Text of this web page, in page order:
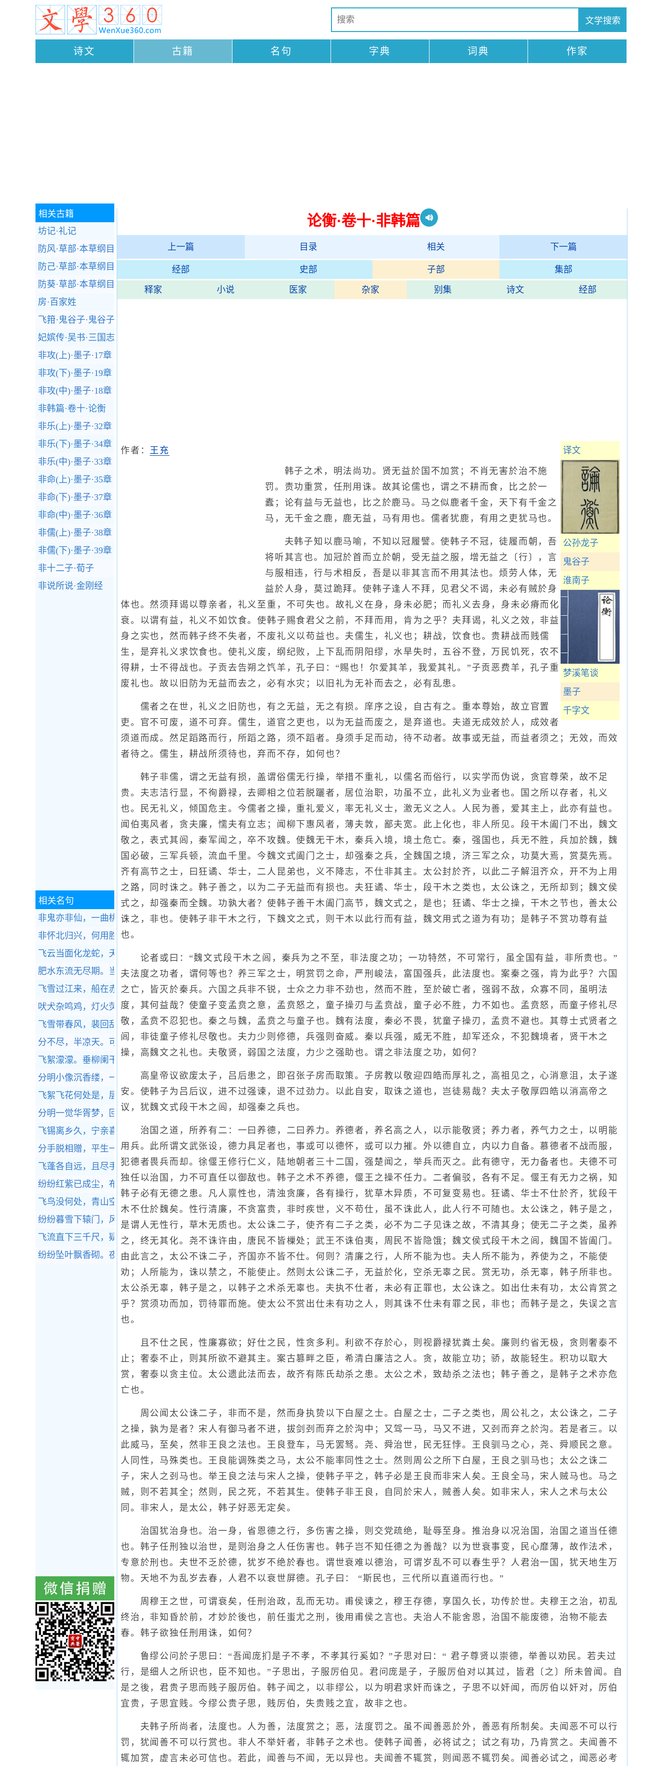
诗文 古籍 名句 字典 词典 作家
论衡·卷十·非韩篇
上一篇 目录 相关 下一篇
经部 史部 子部 集部
释家 小说 医家 杂家 别集 诗文 经部
译文
公孙龙子
鬼谷子
淮南子
梦溪笔谈
墨子
千字文
作者： 王充
韩子之术，明法尚功。贤无益於国不加赏；不肖无害於治不施
罚。责功重赏，任刑用诛。故其论儒也，谓之不耕而食，比之於一
蠹；论有益与无益也，比之於鹿马。马之似鹿者千金，天下有千金之
马，无千金之鹿，鹿无益，马有用也。儒者犹鹿，有用之吏犹马也。
夫韩子知以鹿马喻，不知以冠履譬。使韩子不冠，徒履而朝，吾
将听其言也。加冠於首而立於朝，受无益之服，增无益之〔行〕，言
与服相违，行与术相反，吾是以非其言而不用其法也。烦劳人体，无
益於人身，莫过跪拜。使韩子逢人不拜，见君父不谒，未必有贼於身
体也。然须拜谒以尊亲者，礼义至重，不可失也。故礼义在身，身未必肥；而礼义去身，身未必瘠而化
衰。以谓有益，礼义不如饮食。使韩子赐食君父之前，不拜而用，肯为之乎？夫拜谒，礼义之效，非益
身之实也，然而韩子终不失者，不废礼义以苟益也。夫儒生，礼义也；耕战，饮食也。贵耕战而贱儒
生，是弃礼义求饮食也。使礼义废，纲纪败，上下乱而阴阳缪，水旱失时，五谷不登，万民饥死，农不
得耕，士不得战也。子贡去告朔之饩羊，孔子曰：“赐也！尔爱其羊，我爱其礼。”子贡恶费羊，孔子重
废礼也。故以旧防为无益而去之，必有水灾；以旧礼为无补而去之，必有乱患。
儒者之在世，礼义之旧防也，有之无益，无之有损。庠序之设，自古有之。重本尊始，故立官置
吏。官不可废，道不可弃。儒生，道官之吏也，以为无益而废之，是弃道也。夫道无成效於人，成效者
须道而成。然足蹈路而行，所蹈之路，须不蹈者。身须手足而动，待不动者。故事或无益，而益者须之；无效，而效
者待之。儒生，耕战所须待也，弃而不存，如何也？
韩子非儒，谓之无益有损，盖谓俗儒无行操，举措不重礼，以儒名而俗行，以实学而伪说，贪官尊荣，故不足
贵。夫志洁行显，不徇爵禄，去卿相之位若脱躧者，居位治职，功虽不立，此礼义为业者也。国之所以存者，礼义
也。民无礼义，倾国危主。今儒者之操，重礼爱义，率无礼义士，激无义之人。人民为善，爱其主上，此亦有益也。
闻伯夷风者，贪夫廉，懦夫有立志；闻柳下惠风者，薄夫敦，鄙夫宽。此上化也，非人所见。段干木阖门不出，魏文
敬之，表式其闾，秦军闻之，卒不攻魏。使魏无干木，秦兵入境，境土危亡。秦，强国也，兵无不胜，兵加於魏，魏
国必破，三军兵顿，流血千里。今魏文式阖门之士，却强秦之兵，全魏国之境，济三军之众，功莫大焉，赏莫先焉。
齐有高节之士，曰狂谲、华士，二人昆弟也，义不降志，不仕非其主。太公封於齐，以此二子解沮齐众，开不为上用
之路，同时诛之。韩子善之，以为二子无益而有损也。夫狂谲、华士，段干木之类也，太公诛之，无所却到；魏文侯
式之，却强秦而全魏。功孰大者？使韩子善干木阖门高节，魏文式之，是也；狂谲、华士之操，干木之节也，善太公
诛之，非也。使韩子非干木之行，下魏文之式，则干木以此行而有益，魏文用式之道为有功；是韩子不赏功尊有益
也。
论者或曰：“魏文式段干木之闾，秦兵为之不至，非法度之功；一功特然，不可常行，虽全国有益，非所贵也。”
夫法度之功者，谓何等也？养三军之士，明赏罚之命，严刑峻法，富国强兵，此法度也。案秦之强，肯为此乎？六国
之亡，皆灭於秦兵。六国之兵非不锐，士众之力非不劲也，然而不胜，至於破亡者，强弱不敌，众寡不同，虽明法
度，其何益哉？使童子变孟贲之意，孟贲怒之，童子操刃与孟贲战，童子必不胜，力不如也。孟贲怒，而童子修礼尽
敬，孟贲不忍犯也。秦之与魏，孟贲之与童子也。魏有法度，秦必不畏，犹童子操刃，孟贲不避也。其尊士式贤者之
闾，非徒童子修礼尽敬也。夫力少则修德，兵强则奋威。秦以兵强，威无不胜，却军还众，不犯魏境者，贤干木之
操，高魏文之礼也。夫敬贤，弱国之法度，力少之强助也。谓之非法度之功，如何？
高皇帝议欲废太子，吕后患之，即召张子房而取策。子房教以敬迎四皓而厚礼之，高祖见之，心消意沮，太子遂
安。使韩子为吕后议，进不过强谏，退不过劲力。以此自安，取诛之道也，岂徒易哉？夫太子敬厚四皓以消高帝之
议，犹魏文式段干木之闾，却强秦之兵也。
治国之道，所养有二：一曰养德，二曰养力。养德者，养名高之人，以示能敬贤；养力者，养气力之士，以明能
用兵。此所谓文武张设，德力具足者也，事或可以德怀，或可以力摧。外以德自立，内以力自备。慕德者不战而服，
犯德者畏兵而却。徐偃王修行仁义，陆地朝者三十二国，强楚闻之，举兵而灭之。此有德守，无力备者也。夫德不可
独任以治国，力不可直任以御敌也。韩子之术不养德，偃王之操不任力。二者偏驳，各有不足。偃王有无力之祸，知
韩子必有无德之患。凡人禀性也，清浊贪廉，各有操行，犹草木异质，不可复变易也。狂谲、华士不仕於齐，犹段干
木不仕於魏矣。性行清廉，不贪富贵，非时疾世，义不苟仕，虽不诛此人，此人行不可随也。太公诛之，韩子是之，
是谓人无性行，草木无质也。太公诛二子，使齐有二子之类，必不为二子见诛之故，不清其身；使无二子之类，虽养
之，终无其化。尧不诛许由，唐民不皆樔处；武王不诛伯夷，周民不皆隐饿；魏文侯式段干木之闾，魏国不皆阖门。
由此言之，太公不诛二子，齐国亦不皆不仕。何则？清廉之行，人所不能为也。夫人所不能为，养使为之，不能使
劝；人所能为，诛以禁之，不能使止。然则太公诛二子，无益於化，空杀无辜之民。赏无功，杀无辜，韩子所非也。
太公杀无辜，韩子是之，以韩子之术杀无辜也。夫执不仕者，未必有正罪也，太公诛之。如出仕未有功，太公肯赏之
乎？赏须功而加，罚待罪而施。使太公不赏出仕未有功之人，则其诛不仕未有罪之民，非也；而韩子是之，失误之言
也。
且不仕之民，性廉寡欲；好仕之民，性贪多利。利欲不存於心，则视爵禄犹粪土矣。廉则约省无极，贪则奢泰不
止；奢泰不止，则其所欲不避其主。案古篡畔之臣，希清白廉洁之人。贪，故能立功；骄，故能轻生。积功以取大
赏，奢泰以贪主位。太公遗此法而去，故齐有陈氏劫杀之患。太公之术，致劫杀之法也；韩子善之，是韩子之术亦危
亡也。
周公闻太公诛二子，非而不是，然而身执贽以下白屋之士。白屋之士，二子之类也，周公礼之，太公诛之，二子
之操，孰为是者？宋人有御马者不进，拔剑刭而弃之於沟中；又驾一马，马又不进，又刭而弃之於沟。若是者三。以
此威马，至矣，然非王良之法也。王良登车，马无罢驽。尧、舜治世，民无狂悖。王良驯马之心，尧、舜顺民之意。
人同性，马殊类也。王良能调殊类之马，太公不能率同性之士。然则周公之所下白屋，王良之驯马也；太公之诛二
子，宋人之刭马也。举王良之法与宋人之操，使韩子平之，韩子必是王良而非宋人矣。王良全马，宋人贼马也。马之
贼，则不若其全；然则，民之死，不若其生。使韩子非王良，自同於宋人，贼善人矣。如非宋人，宋人之术与太公
同。非宋人，是太公，韩子好恶无定矣。
治国犹治身也。治一身，省恩德之行，多伤害之操，则交党疏绝，耻辱至身。推治身以况治国，治国之道当任德
也。韩子任刑独以治世，是则治身之人任伤害也。韩子岂不知任德之为善哉？以为世衰事变，民心靡薄，故作法术，
专意於刑也。夫世不乏於德，犹岁不绝於春也。谓世衰难以德治，可谓岁乱不可以春生乎？人君治一国，犹天地生万
物。天地不为乱岁去春，人君不以衰世屏德。孔子曰： “斯民也，三代所以直道而行也。”
周穆王之世，可谓衰矣，任刑治政，乱而无功。甫侯谏之，穆王存德，享国久长，功传於世。夫穆王之治，初乱
终治，非知昏於前，才妙於後也，前任蚩尤之刑，後用甫侯之言也。夫治人不能舍恩，治国不能废德，治物不能去
春。韩子欲独任刑用诛，如何？
鲁缪公问於子思曰：“吾闻庞扪是子不孝，不孝其行奚如？”子思对曰：“ 君子尊贤以崇德，举善以劝民。若夫过
行，是细人之所识也，臣不知也。”子思出，子服厉伯见。君问庞是子，子服厉伯对以其过，皆君〔之〕所未曾闻。自
是之後，君贵子思而贱子服厉伯。韩子闻之，以非缪公，以为明君求奸而诛之，子思不以奸闻，而厉伯以奸对，厉伯
宜贵，子思宜贱。今缪公贵子思，贱厉伯，失贵贱之宜，故非之也。
夫韩子所尚者，法度也。人为善，法度赏之；恶，法度罚之。虽不闻善恶於外，善恶有所制矣。夫闻恶不可以行
罚，犹闻善不可以行赏也。非人不举奸者，非韩子之术也。使韩子闻善，必将试之；试之有功，乃肯赏之。夫闻善不
辄加赏，虚言未必可信也。若此，闻善与不闻，无以异也。夫闻善不辄赏，则闻恶不辄罚矣。闻善必试之，闻恶必考
相关古籍
坊记·礼记
防风·草部·本草纲目
防己·草部·本草纲目
防葵·草部·本草纲目
房·百家姓
飞箝·鬼谷子·鬼谷子
妃嫔传·吴书·三国志
非攻(上)·墨子·17章
非攻(下)·墨子·19章
非攻(中)·墨子·18章
非韩篇·卷十·论衡
非乐(上)·墨子·32章
非乐(下)·墨子·34章
非乐(中)·墨子·33章
非命(上)·墨子·35章
非命(下)·墨子·37章
非命(中)·墨子·36章
非儒(上)·墨子·38章
非儒(下)·墨子·39章
非十二子·荀子
非说所说·金刚经
相关名句
非鬼亦非仙，一曲桃花水。 全诗赏析
非怀北归兴，何用胜羁愁。
飞云当面化龙蛇，夭矫转空碧。全诗赏析
肥水东流无尽期。当初不合种相思。
全诗赏析
飞雪过江来，船在赤栏桥侧。全诗赏析
吠犬杂鸣鸡，灯火荧荧归路迷。全诗赏析
飞雪带春风，裴回乱绕空。全诗赏析
分不尽，半凉天。可怜闲剩此婵娟。 全诗赏析
飞絮濛濛。垂柳阑干尽日风。
分明小像沉香缕，一片伤心欲画难。全诗赏析
飞絮飞花何处是，层冰积雪摧残，疏疏一树五更寒。全诗赏析
分明一觉华胥梦，回首东风泪满衣。 全诗赏析
飞锡离乡久，宁亲喜腊初。全诗赏析
分手脱相赠，平生一片心。 全诗赏析
飞蓬各自远，且尽手中杯。全诗赏析
纷纷红紫已成尘，布谷声中夏令新。 全诗赏析
飞鸟没何处，青山空向人。 全诗赏析
纷纷暮雪下辕门，风掣红旗冻不翻。
全诗赏析
飞流直下三千尺，疑是银河落九天。
全诗赏析
纷纷坠叶飘香砌。夜寂静，寒声碎。 全诗赏析